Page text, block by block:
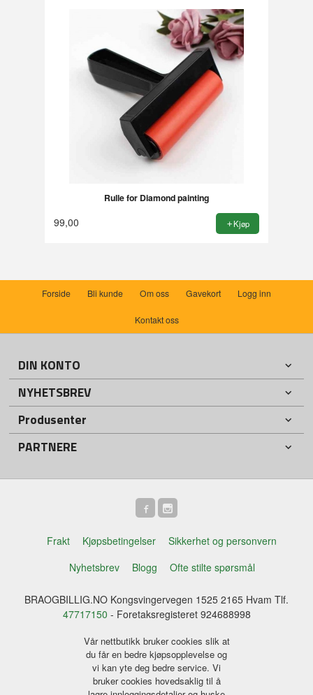
Rulle for Diamond painting
99,00 Kjøp
Forside Bli kunde Om oss Gavekort Logg inn
Kontakt oss
DIN KONTO
NYHETSBREV
Produsenter
PARTNERE
Frakt Kjøpsbetingelser
Sikkerhet og personvern
Nyhetsbrev
Blogg Ofte stilte spørsmål
BRAOGBILLIG.NO Kongsvingervegen 1525 2165 Hvam Tlf.
47717150 - Foretaksregisteret 924688998
Vår nettbutikk bruker cookies slik at
du får en bedre kjøpsopplevelse og
vi kan yte deg bedre service. Vi
bruker cookies hovedsaklig til å